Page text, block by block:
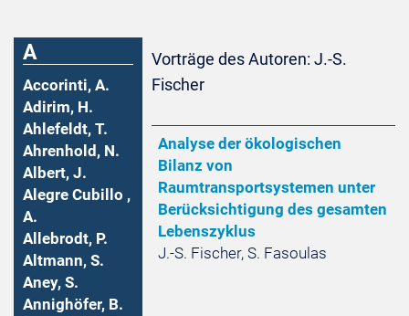
A
Accorinti, A.
Adirim, H.
Ahlefeldt, T.
Ahrenhold, N.
Albert, J.
Alegre Cubillo ,
A.
Allebrodt, P.
Altmann, S.
Aney, S.
Annighöfer, B.
Vorträge des Autoren: J.-S.
Fischer
Analyse der ökologischen
Bilanz von
Raumtransportsystemen unter
Berücksichtigung des gesamten
Lebenszyklus
J.-S. Fischer, S. Fasoulas